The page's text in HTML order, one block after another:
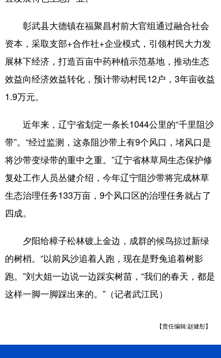
彰武县大德镇在福聚昌村前大官组通过融合社会
资本，采取支部+合作社+企业模式，引领村民大力发
展林下经济，打造百亩中药种植示范基地，推动生态
效益向经济效益转化，预计带动村民12户，3年亩收益
1.9万元。
近年来，辽宁省划定一条长1044公里的“千里阻沙
带”。“经过监测，这条阻沙带上有9个风口，堵风口是
将沙带变绿带的重中之重。”辽宁省林草局生态保护修
复处工作人员丛健介绍，今年辽宁阻沙带将完成林草
生态治理任务133万亩，9个风口区的治理任务就占了
四成。
夕阳给樟子松林镀上金边，成群的候鸟掠过新绿
的树梢。“以前风沙追着人跑，现在是野兔追着树影
跑。”刘大姐一边说一边踩实树苗，“我们的春天，都是
这样一脚一脚踩出来的。”（记者武江民）
【责任编辑:赵健彤】